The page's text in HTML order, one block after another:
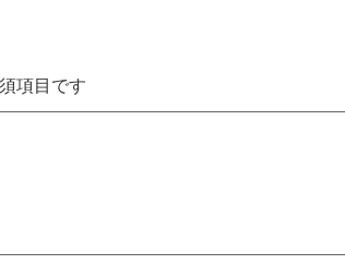
項目です